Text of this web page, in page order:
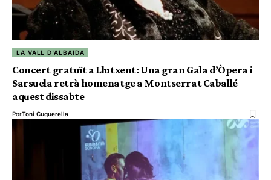
LA VALL D'ALBAIDA
Concert gratuït a Llutxent: Una gran Gala d’Òpera i
Sarsuela retrà homenatge a Montserrat Caballé
aquest dissabte
PorToni Cuquerella